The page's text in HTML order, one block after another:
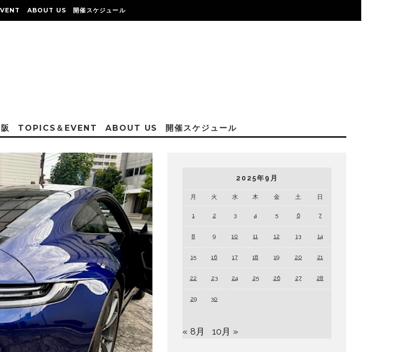
ABOUT US 開催スケジュール
TOPICS＆EVENT ABOUT US 開催スケジュール
2025年9月
月 火 水 木 金 土 日
1 2 3 4 5 6 7
8 9 10 11 12 13 14
15 16 17 18 19 20 21
22 23 24 25 26 27 28
29 30
« 8月 10月 »